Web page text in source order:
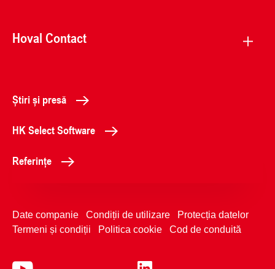
Hoval Contact
Știri și presă
HK Select Software
Referințe
Date companie Condiții de utilizare
Protecția datelor
Termeni și condiții
Politica cookie Cod de conduită